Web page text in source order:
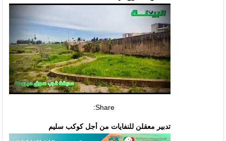
Share:
تدبير معقلن للنفايات من أجل كوكب سليم